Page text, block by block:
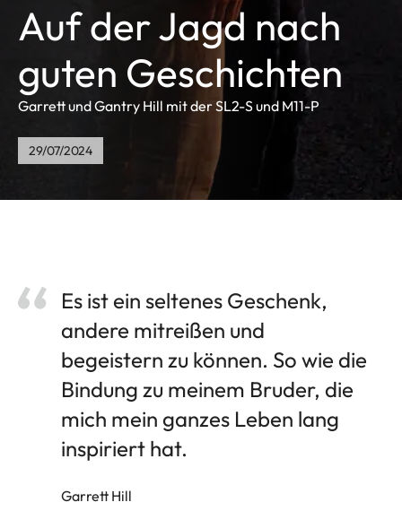
Auf der Jagd nach
guten Geschichten
Garrett und Gantry Hill mit der SL2-S und M11-P
29/07/2024
Es ist ein seltenes Geschenk,
andere mitreißen und
begeistern zu können. So wie die
Bindung zu meinem Bruder, die
mich mein ganzes Leben lang
inspiriert hat.
Garrett Hill